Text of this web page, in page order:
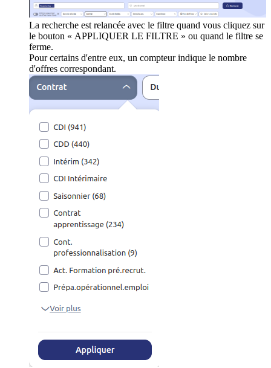
La recherche est relancée avec le filtre quand vous cliquez sur
le bouton « APPLIQUER LE FILTRE » ou quand le filtre se
ferme.
Pour certains d'entre eux, un compteur indique le nombre
d'offres correspondant.